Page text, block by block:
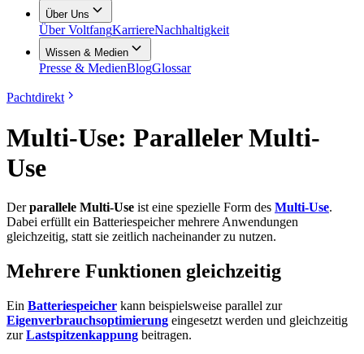
Über Uns
Über VoltfangKarriereNachhaltigkeit
Wissen & Medien
Presse & MedienBlogGlossar
Pachtdirekt
Multi-Use: Paralleler Multi-
Use
Derparallele Multi-Use ist eine spezielle Form des Multi-Use.
Dabei erfüllt ein Batteriespeicher mehrere Anwendungen
gleichzeitig, statt sie zeitlich nacheinander zu nutzen.
Mehrere Funktionen gleichzeitig
Ein Batteriespeicher kann beispielsweise parallel zur
Eigenverbrauchsoptimierung eingesetzt werden und gleichzeitig
zurLastspitzenkappung beitragen.